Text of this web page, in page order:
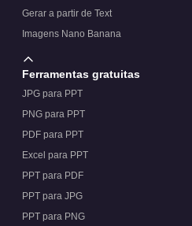
Gerar a partir de Text
Imagens Nano Banana
Ferramentas gratuitas
JPG para PPT
PNG para PPT
PDF para PPT
Excel para PPT
PPT para PDF
PPT para JPG
PPT para PNG